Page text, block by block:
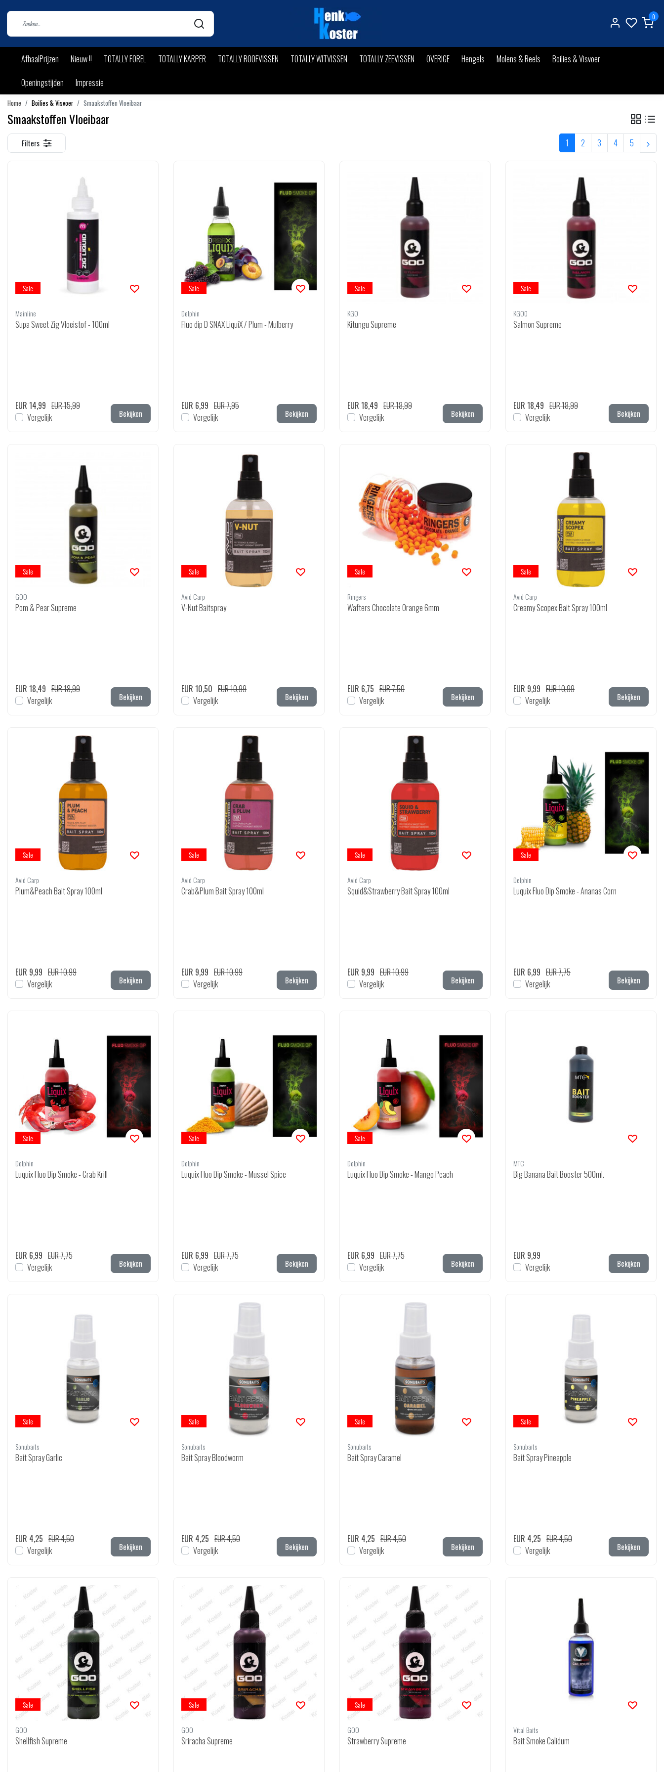
0
AfhaalPrijzen Nieuw !! TOTALLY FOREL TOTALLY KARPER TOTALLY ROOFVISSEN TOTALLY WITVISSEN TOTALLY ZEEVISSEN OVERIGE Hengels Molens & Reels
Boilies & Visvoer
Openingstijden
Impressie
Home Boilies & Visvoer Smaakstoffen Vloeibaar
Smaakstoffen Vloeibaar
Filters 1 2 3 4 5
Sale
Mainline
Supa Sweet Zig Vloeistof - 100ml
EUR 14,99 EUR 15,99
Vergelijk
Bekijken
Sale
Delphin
Fluo dip D SNAX LiquiX / Plum - Mulberry
EUR 6,99 EUR 7,95
Vergelijk
Bekijken
Sale
KGO
Kitungu Supreme
EUR 18,49 EUR 18,99
Vergelijk
Bekijken
Sale
KGO0
Salmon Supreme
EUR 18,49 EUR 18,99
Vergelijk
Bekijken
Sale
GOO
Pom & Pear Supreme
EUR 18,49 EUR 18,99
Vergelijk
Bekijken
Sale
Avid Carp
V-Nut Baitspray
EUR 10,50 EUR 10,99
Vergelijk
Bekijken
Sale
Ringers
Wafters Chocolate Orange 6mm
EUR 6,75 EUR 7,50
Vergelijk
Bekijken
Sale
Avid Carp
Creamy Scopex Bait Spray 100ml
EUR 9,99 EUR 10,99
Vergelijk
Bekijken
Sale
Avid Carp
Plum&Peach Bait Spray 100ml
EUR 9,99 EUR 10,99
Vergelijk
Bekijken
Sale
Avid Carp
Crab&Plum Bait Spray 100ml
EUR 9,99 EUR 10,99
Vergelijk
Bekijken
Sale
Avid Carp
Squid&Strawberry Bait Spray 100ml
EUR 9,99 EUR 10,99
Vergelijk
Bekijken
Sale
Delphin
Luquix Fluo Dip Smoke - Ananas Corn
EUR 6,99 EUR 7,75
Vergelijk
Bekijken
Sale
Delphin
Luquix Fluo Dip Smoke - Crab Krill
EUR 6,99 EUR 7,75
Vergelijk
Bekijken
Sale
Delphin
Luquix Fluo Dip Smoke - Mussel Spice
EUR 6,99 EUR 7,75
Vergelijk
Bekijken
Sale
Delphin
Luquix Fluo Dip Smoke - Mango Peach
EUR 6,99 EUR 7,75
Vergelijk
Bekijken
MTC
Big Banana Bait Booster 500ml.
EUR 9,99
Vergelijk
Bekijken
Sale
Sonubaits
Bait Spray Garlic
EUR 4,25 EUR 4,50
Vergelijk
Bekijken
Sale
Sonubaits
Bait Spray Bloodworm
EUR 4,25 EUR 4,50
Vergelijk
Bekijken
Sale
Sonubaits
Bait Spray Caramel
EUR 4,25 EUR 4,50
Vergelijk
Bekijken
Sale
Sonubaits
Bait Spray Pineapple
EUR 4,25 EUR 4,50
Vergelijk
Bekijken
Sale
GOO
Shellfish Supreme
Sale
GOO
Sriracha Supreme
Sale
GOO
Strawberry Supreme
Vital Baits
Bait Smoke Calidum